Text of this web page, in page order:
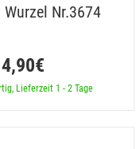
Wurzel Nr.3674
Lieferzeit 1 - 2 Tage